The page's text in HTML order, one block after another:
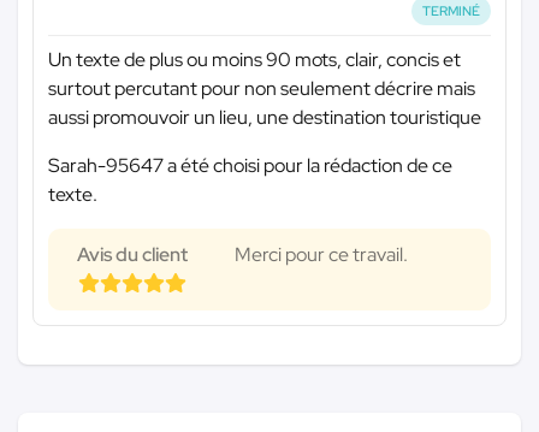
TERMINÉ
Un texte de plus ou moins 90 mots, clair, concis et
surtout percutant pour non seulement décrire mais
aussi promouvoir un lieu, une destination touristique
Sarah-95647 a été choisi pour la rédaction de ce
texte.
Avis du client Merci pour ce travail.